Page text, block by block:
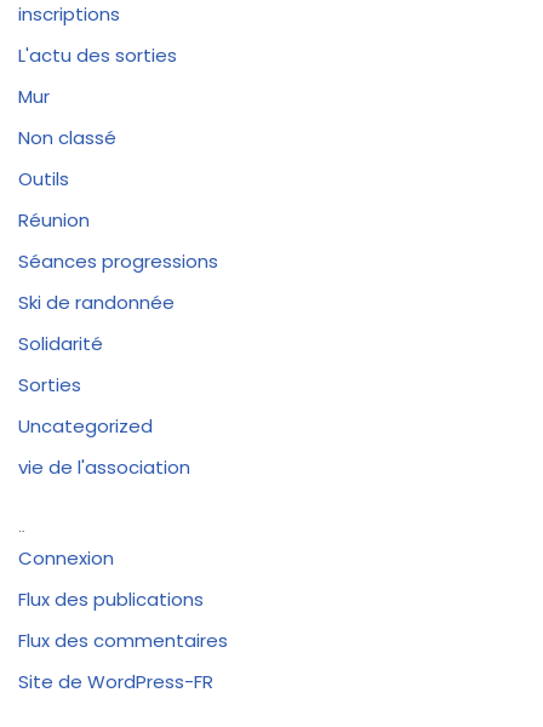
inscriptions
L'actu des sorties
Mur
Non classé
Outils
Réunion
Séances progressions
Ski de randonnée
Solidarité
Sorties
Uncategorized
vie de l'association
Connexion
Flux des publications
Flux des commentaires
Site de WordPress-FR